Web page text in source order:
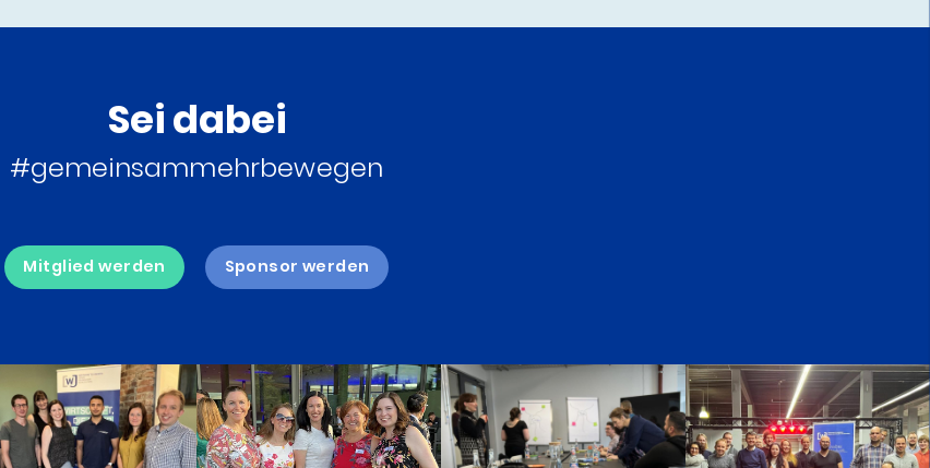
Sei dabei
#gemeinsammehrbewegen
Mitglied werden Sponsor werden